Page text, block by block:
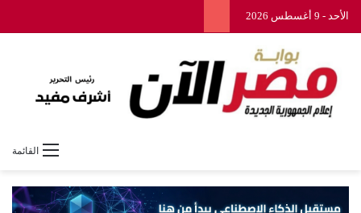
الأحد - 9 أغسطس 2026
القائمة